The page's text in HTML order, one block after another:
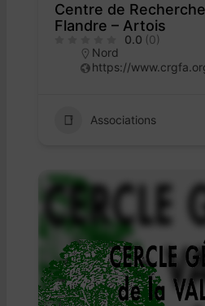
Centre de
Flandre – Artois
0.0 (0)
Nord
https://
Associations